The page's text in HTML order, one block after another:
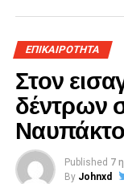
ΕΠΙΚΑΙΡΟΤΗΤΑ
Στον
δέντρων
Published 7
By Johnxd